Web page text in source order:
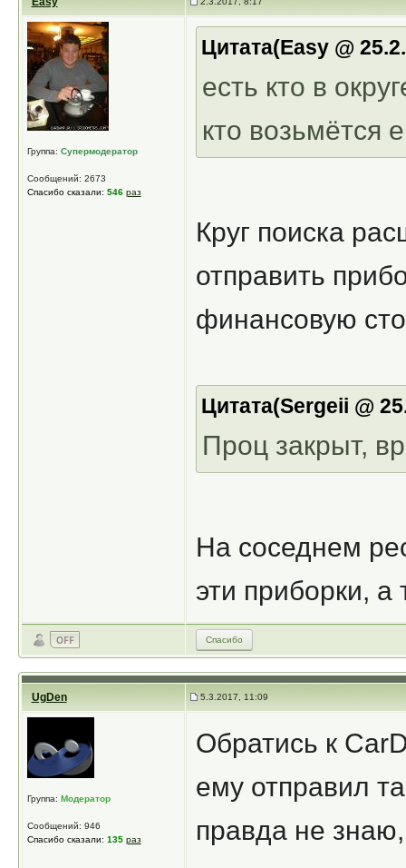
Группа: Супермодератор
Сообщений: 2673
Спасибо сказали: 546 раз
Цитата(Easy @
есть кто в
кто возьмётся
Круг поиска
отправить
финансовую
Цитата(Sergeii @
Проц закрыт,
На соседнем
эти приборки, а
Спасибо
UgDen 5.3.2017, 11:09
Группа: Модератор
Сообщений: 946
Спасибо сказали: 135 раз
Обратись к
ему отправил
правда не